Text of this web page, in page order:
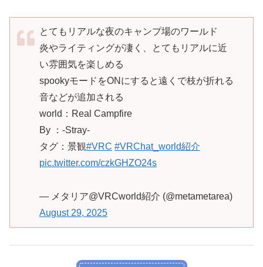
とてもリアルな夜のキャンプ場のワールド
炎やライティングが凄く、とてもリアルに近
い雰囲気を楽しめる
spookyモードをONにすると遠くで枝が折れる
音などが追加される
world：Real Campfire
By ：-Stray-
タグ：景観#VRC #VRChat_world紹介
pic.twitter.com/czkGHZO24s
— メタリア@VRCworld紹介 (@metametarea)
August 29, 2025